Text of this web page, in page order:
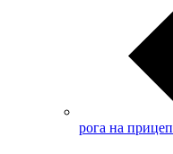
рога на прицеп